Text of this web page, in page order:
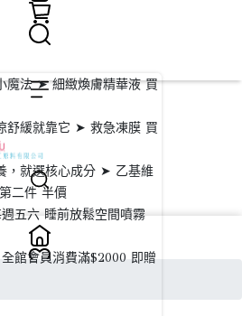
魔法 ➤ 細緻煥膚精華液 買
舒緩就靠它 ➤ 救急凍膜 買
，就選核心成分 ➤ 乙基維
二件 半價
五六 睡前放鬆空間噴霧
館會員消費滿$2000 即贈